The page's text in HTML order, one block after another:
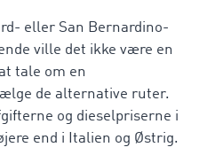
eller San Bernardino-
ville det ikke være en
tale om en
de alternative ruter.
og dieselpriserne i
end i Italien og Østrig.